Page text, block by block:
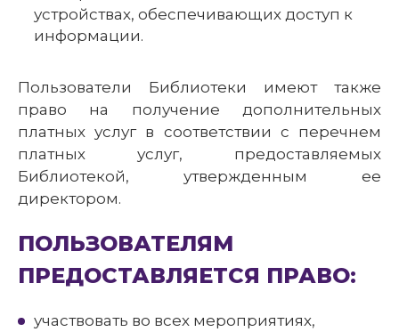
устройствах, обеспечивающих доступ к
информации.
Пользователи Библиотеки имеют также
право на получение дополнительных
платных услуг в соответствии с перечнем
платных услуг, предоставляемых
Библиотекой, утвержденным ее
директором.
ПОЛЬЗОВАТЕЛЯМ
ПРЕДОСТАВЛЯЕТСЯ ПРАВО:
участвовать во всех мероприятиях,